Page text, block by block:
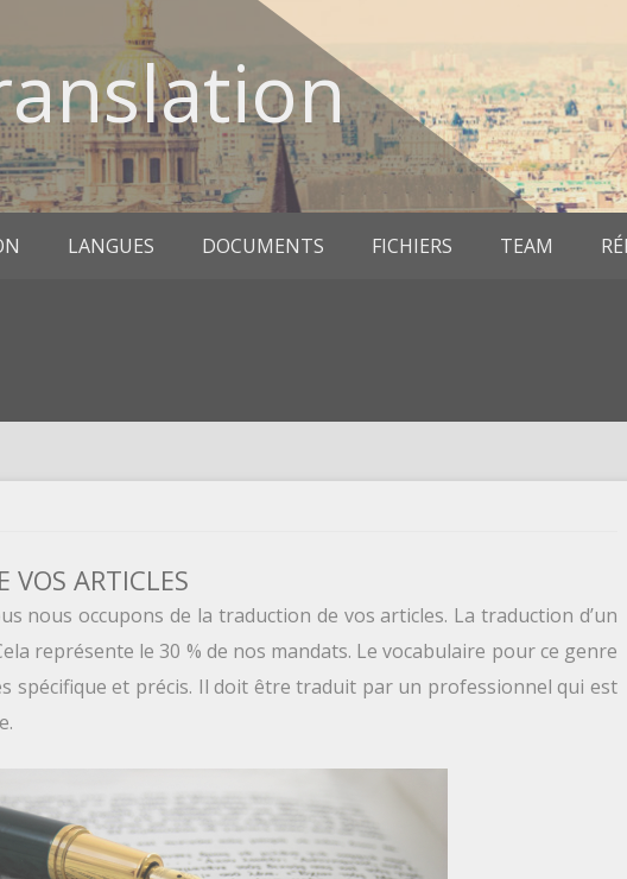
LANGUES DOCUMENTS FICHIERS TEAM
VOS ARTICLES
nous occupons de la traduction de vos articles. La traduction d’un
représente le 30 % de nos mandats. Le vocabulaire pour ce genre
spécifique et précis. Il doit être traduit par un professionnel qui est